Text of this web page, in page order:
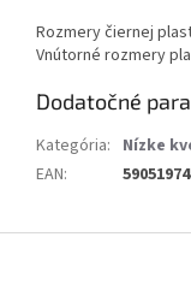
Rozmery čiernej
Vnútorné rozmery
Dodatočné
Kategória: Nízke
EAN: